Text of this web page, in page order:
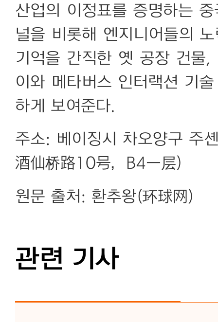
산업의 이정표를 증명하는
널을 비롯해 엔지니어들의
기억을 간직한 옛 공장 건물
이와 메타버스 인터랙션 기
하게 보여준다.
주소: 베이징시 차오양구 주
酒仙桥路10号，B4一层)
원문 출처: 환추왕(环球网)
관련 기사